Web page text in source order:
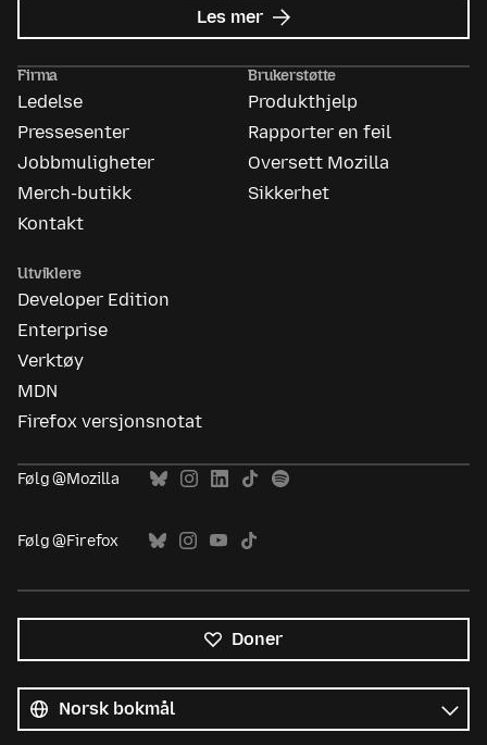
Les mer om
Mozilla
Firma
Ledelse
Pressesenter
Jobbmuligheter
Merch-butikk
Kontakt
Brukerstøtte
Produkthjelp
Rapporter en feil
Oversett Mozilla
Sikkerhet
Utviklere
Developer Edition
Enterprise
Verktøy
MDN
Firefox versjonsnotat
Følg @Mozilla
Følg @Firefox
Doner
språk
Språk